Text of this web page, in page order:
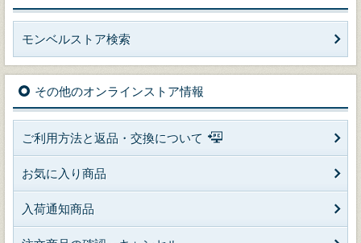
モンベルストア検索
その他のオンラインストア情報
ご利用方法と返品・交換について
お気に入り商品
入荷通知商品